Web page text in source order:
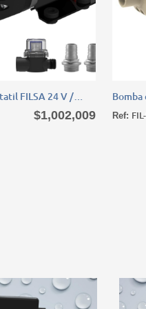
FILSA 24 V /
con presostato /
$1,002,009
Bomba
Acero
Ref: